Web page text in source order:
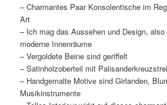
– Charmantes Paar Konsolentische im
Art
– Ich mag das Aussehen und Design,
moderne Innenräume
– Vergoldete Beine sind geriffelt
– Satinholzoberteil mit
– Handgemalte Motive sind Girlanden,
Musikinstrumente